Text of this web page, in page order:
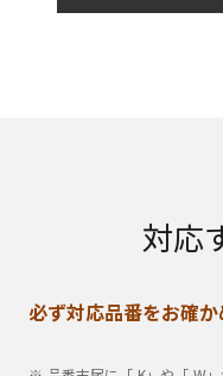
対応
必ず対応品番をお確か